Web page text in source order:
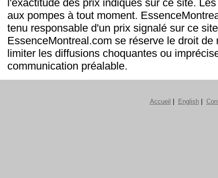
l'exactitude des prix indiqués sur ce site.
aux pompes à tout moment.
tenu responsable d'un prix signalé sur ce
EssenceMontreal.com se réserve le droit de
limiter les diffusions choquantes ou
communication préalable.
Accueil English|